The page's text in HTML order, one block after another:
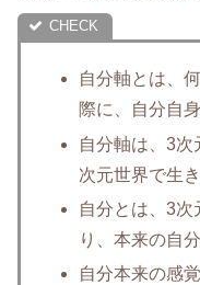
自分軸とは、
際に、自分自
自分軸は、3
次元世界で生
自分とは、3次
り、本来の自
自分本来の感